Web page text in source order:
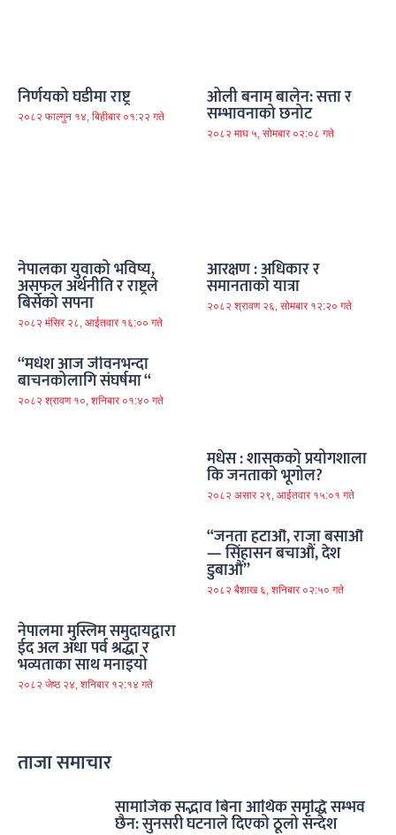
निर्णयको घडीमा राष्ट्र
२०८२ फाल्गुन १४, बिहीबार ०१:२२ गते
ओली बनाम बालेन: सत्ता र
सम्भावनाको छनोट
२०८२ माघ ५, सोमबार ०२:०८ गते
नेपालका युवाको भविष्य,
असफल अर्थनीति र राष्ट्रले
बिर्सेको सपना
२०८२ मंसिर २८, आईतवार १६:०० गते
आरक्षण : अधिकार र
समानताको यात्रा
२०८२ श्रावण २६, सोमबार १२:२० गते
“मधेश आज जीवनभन्दा
बाचनकोलागि संघर्षमा “
२०८२ श्रावण १०, शनिबार ०१:४० गते
मधेस : शासकको प्रयोगशाला
कि जनताको भूगोल?
२०८२ असार २९, आईतवार १५:०१ गते
नेपालमा मुस्लिम समुदायद्वारा
ईद अल अधा पर्व श्रद्धा र
भव्यताका साथ मनाइयो
२०८२ जेष्ठ २४, शनिबार १२:१४ गते
“जनता हटाऔं, राजा बसाऔं
— सिंहासन बचाऔं, देश
डुबाऔं”
२०८२ बैशाख ६, शनिबार ०२:५० गते
ताजा समाचार
सामाजिक सद्भाव बिना आर्थिक समृद्धि सम्भव
छैन: सुनसरी घटनाले दिएको ठूलो सन्देश